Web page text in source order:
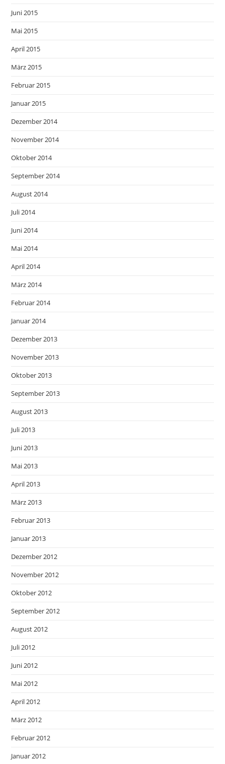
Juni 2015
Mai 2015
April 2015
März 2015
Februar 2015
Januar 2015
Dezember 2014
November 2014
Oktober 2014
September 2014
August 2014
Juli 2014
Juni 2014
Mai 2014
April 2014
März 2014
Februar 2014
Januar 2014
Dezember 2013
November 2013
Oktober 2013
September 2013
August 2013
Juli 2013
Juni 2013
Mai 2013
April 2013
März 2013
Februar 2013
Januar 2013
Dezember 2012
November 2012
Oktober 2012
September 2012
August 2012
Juli 2012
Juni 2012
Mai 2012
April 2012
März 2012
Februar 2012
Januar 2012